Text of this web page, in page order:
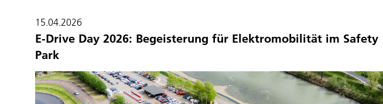
15.04.2026
E-Drive Day 2026: Begeisterung für Elektromobilität im Safety
Park